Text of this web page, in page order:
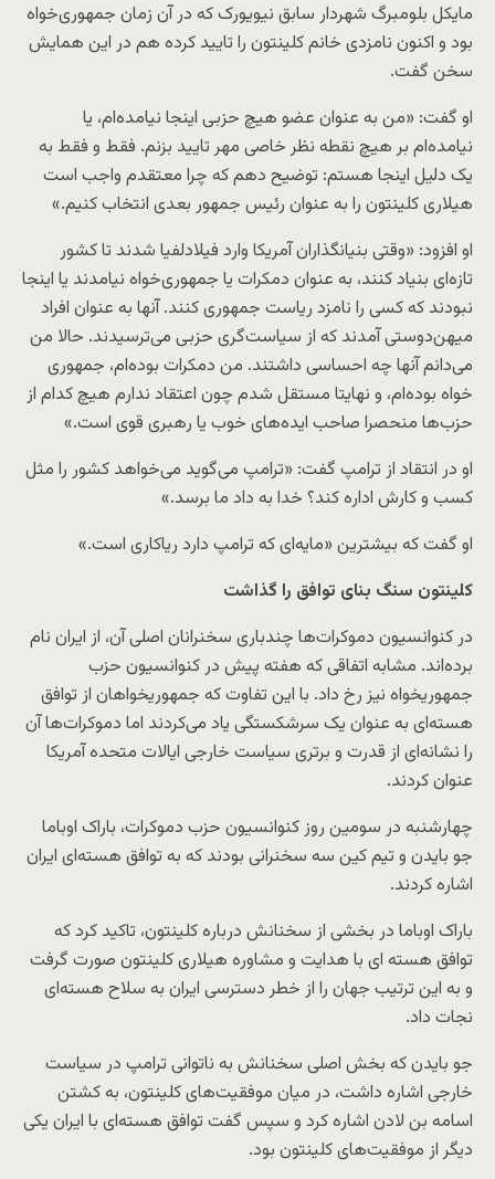
مایکل بلومبرگ شهردار سابق نیویورک که در آن زمان جمهوری‌خواه
بود و اکنون نامزدی خانم کلینتون را تایید کرده هم در این همایش
سخن گفت.
او گفت:‌ «من به عنوان عضو هیچ حزبی اینجا نیامده‌ام، یا
نیامده‌ام بر هیچ نقطه نظر خاصی مهر تایید بزنم. فقط و فقط به
یک دلیل اینجا هستم:‌ توضیح دهم که چرا معتقدم واجب است
هیلاری کلینتون را به عنوان رئیس جمهور بعدی انتخاب کنیم.»
او افزود:‌ «وقتی بنیانگذاران آمریکا وارد فیلادلفیا شدند تا کشور
تازه‌ای بنیاد کنند، به عنوان دمکرات یا جمهوری‌خواه نیامدند یا اینجا
نبودند که کسی را نامزد ریاست جمهوری کنند. آنها به عنوان افراد
میهن‌دوستی آمدند که از سیاست‌گری حزبی می‌ترسیدند. حالا من
می‌دانم آنها چه احساسی داشتند. من دمکرات بوده‌ام، جمهوری
خواه بوده‌ام، و نهایتا مستقل شدم چون اعتقاد ندارم هیچ کدام از
حزب‌ها منحصرا صاحب ایده‌های خوب یا رهبری قوی است.»
او در انتقاد از ترامپ گفت:‌ «ترامپ می‌گوید می‌خواهد کشور را مثل
کسب و کارش اداره کند؟ خدا به داد ما برسد.»
او گفت که بیشترین «مایه‌ای که ترامپ دارد ریاکاری است.»
کلینتون سنگ بنای توافق را گذاشت
در کنوانسیون دموکرات‌ها چندباری سخنرانان اصلی آن، از ایران نام
برده‌اند. مشابه اتفاقی که هفته پیش در کنوانسیون حزب
جمهوریخواه نیز رخ داد. با این تفاوت که جمهوریخواهان از توافق
هسته‌ای به عنوان یک سرشکستگی یاد می‌کردند اما دموکرات‌ها آن
را نشانه‌ای از قدرت و برتری سیاست خارجی ایالات متحده آمریکا
عنوان کردند.
چهارشنبه در سومین روز کنوانسیون حزب دموکرات، باراک اوباما
جو بایدن و تیم کین سه سخنرانی بودند که به توافق هسته‌ای ایران
اشاره کردند.
باراک اوباما در بخشی از سخنانش درباره کلینتون، تاکید کرد که
توافق هسته ای با هدایت و مشاوره هیلاری کلینتون صورت گرفت
و به این ترتیب جهان را از خطر دسترسی ایران به سلاح هسته‌ای
نجات داد.
جو بایدن که بخش اصلی سخنانش به ناتوانی ترامپ در سیاست
خارجی اشاره داشت، در میان موفقیت‌های کلینتون، به کشتن
اسامه بن لادن اشاره کرد و سپس گفت توافق هسته‌ای با ایران یکی
دیگر از موفقیت‌های کلینتون بود.